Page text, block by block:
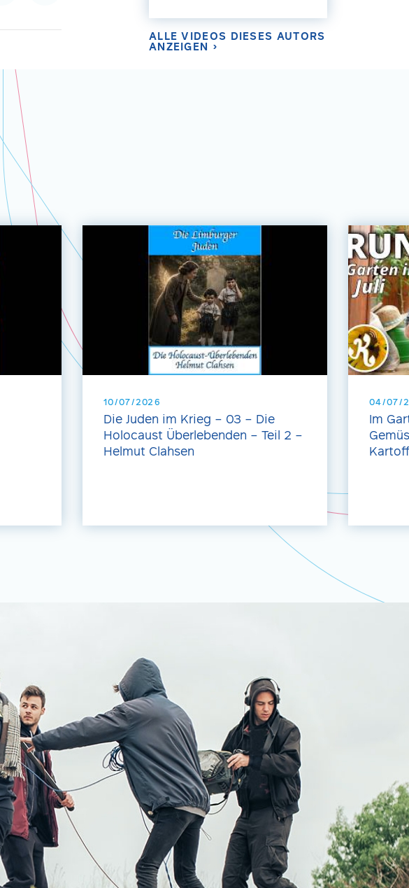
ALLE VIDEOS DIESES AUTORS
ANZEIGEN ›
10/07/2026
Die Juden im Krieg – 03 – Die
Holocaust Überlebenden – Teil 2 –
Helmut Clahsen
04/07/
Im